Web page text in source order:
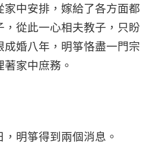
中安排，嫁給了各方面都
從此一心相夫教子，只盼
婚八年，明箏恪盡一門宗
家中庶務。
明箏得到兩個消息。